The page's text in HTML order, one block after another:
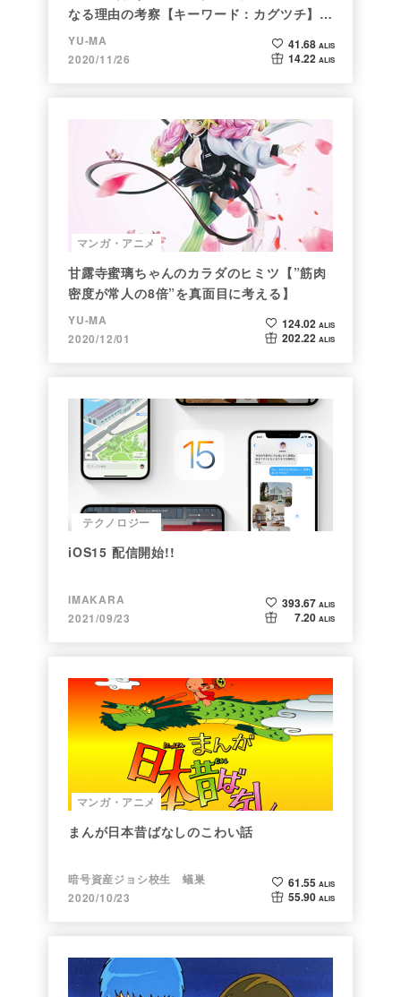
なる理由の考察【キーワード：カグツチ】＜
後編＞
YU-MA
2020/11/26
41.68 ALIS
14.22 ALIS
マンガ・アニメ
甘露寺蜜璃ちゃんのカラダのヒミツ【”筋肉
密度が常人の8倍”を真面目に考える】
YU-MA
2020/12/01
124.02 ALIS
202.22 ALIS
テクノロジー
iOS15 配信開始!!
IMAKARA
2021/09/23
393.67 ALIS
7.20 ALIS
マンガ・アニメ
まんが日本昔ばなしのこわい話
暗号資産ジョシ校生 蟻巣
2020/10/23
61.55 ALIS
55.90 ALIS